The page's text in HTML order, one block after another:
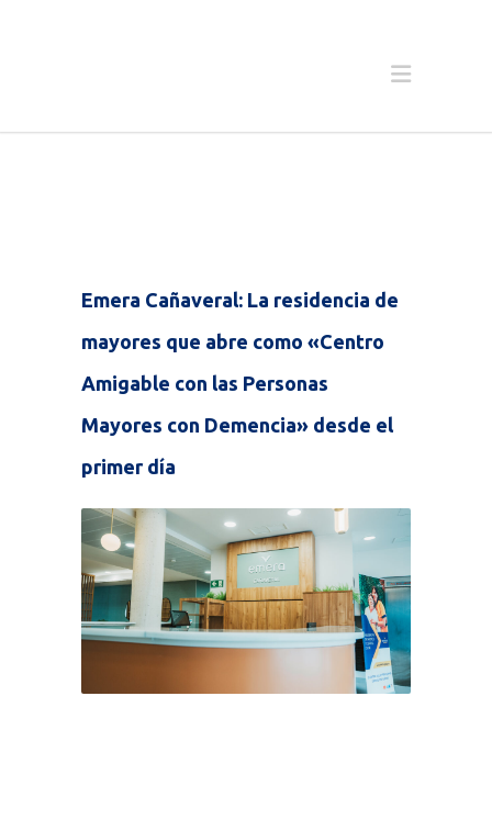
Emera Cañaveral: La residencia de
mayores que abre como «Centro
Amigable con las Personas
Mayores con Demencia» desde el
primer día